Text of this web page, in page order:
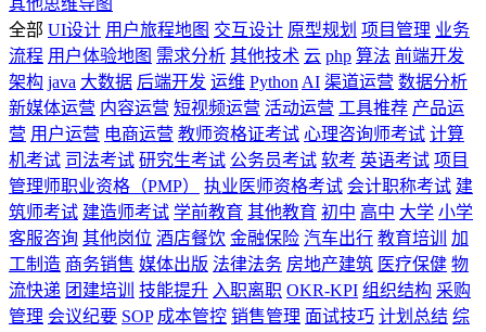
其他思维导图
全部 UI设计 用户旅程地图 交互设计 原型规划 项目管理 业务
流程 用户体验地图 需求分析 其他技术 云 php 算法 前端开发
架构 java 大数据 后端开发 运维 Python AI 渠道运营 数据分析
新媒体运营 内容运营 短视频运营 活动运营 工具推荐 产品运
营 用户运营 电商运营 教师资格证考试 心理咨询师考试 计算
机考试 司法考试 研究生考试 公务员考试 软考 英语考试 项目
管理师职业资格（PMP）
执业医师资格考试 会计职称考试 建
筑师考试 建造师考试 学前教育 其他教育 初中 高中 大学 小学
客服咨询 其他岗位 酒店餐饮 金融保险 汽车出行 教育培训
加
工制造 商务销售 媒体出版 法律法务 房地产建筑 医疗保健 物
流快递 团建培训 技能提升 入职离职 OKR-KPI 组织结构 采购
管理 会议纪要 SOP 成本管控 销售管理 面试技巧 计划总结 综